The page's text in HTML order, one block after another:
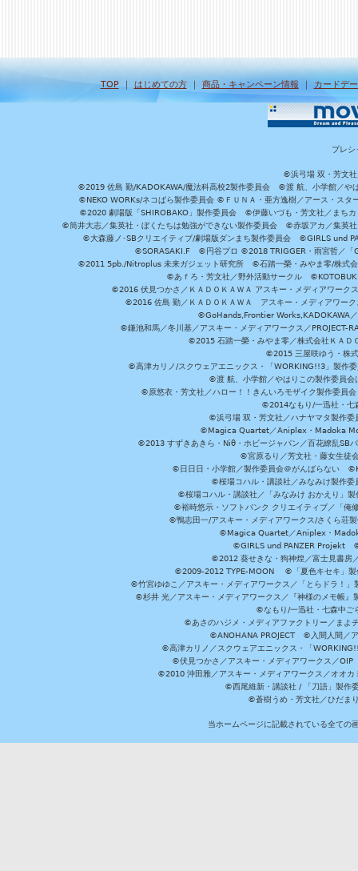
TOP｜ はじめての方｜ 商品・キャンペーン情報 カードデ
プレシ
©浜弓場 双・芳文社
©2019 佐島 勤/KADOKAWA/魔法科高校2製作委員会 ©渡 航、小学館／や
©NEKO WORKs/ネコぱら製作委員会 ©ＦＵＮＡ・亜方逸樹／アース・ス
©2020 劇場版「SHIROBAKO」製作委員会 ©伊藤いづも・芳文社／まち
©筒井大志／集英社・ぼくたちは勉強ができない製作委員会 ©赤坂アカ／集英
©大森藤ノ･SBクリエイティブ/劇場版ダンまち製作委員会 ©GIRLS und
©SORASAKI.F ©円谷プロ ©2018 TRIGGER・雨宮哲／
©2011 5pb./Nitroplus 未来ガジェット研究所 ©石踏一榮・みやま零/株式
©あｆろ・芳文社／野外活動サークル
©2016 伏見つかさ／ＫＡＤＯＫＡＷＡ アスキー・メディアワー
©2016 佐島 勤／ＫＡＤＯＫＡＷＡ アスキー・メディアワ
©GoHands,Frontier Works,KADOKAWA
©鎌池和馬／冬川基／アスキー・メディアワークス／
©2015 石踏一榮・みやま零／株式会社ＫＡＤ
©2015 三屋咲ゆう・株
©高津カリノ/スクウェアエニックス・「WORKING!!3」製作
©渡 航、小学館／やはりこの製作委員
©原悠衣・芳文社／ハロー！！きんいろモザイク製作委員
©2014なもり/一迅社・
©浜弓場 双・芳文社／ハナヤマタ製作
©Magica Quartet／Aniplex・Madoka
©2013 すずきあきら・Niθ・ホビージャパン／百花繚乱
©宮原るり／芳文社・藤女生徒
©日日日・小学館／製作委員会＠がんばらない
©桜場コハル・講談社／みなみけ製作
©桜場コハル・講談社／「みなみけ おかえり」
©裕時悠示・ソフトバンク クリエイティブ／「
©鴨志田一/アスキー・メディアワークス/さく
©Magica Quartet／Aniplex・
©GIRLS und PANZER Projekt ©
©2012 葵せきな・狗神煌／富士見書
©2009-2012 TYPE-MOON ©「夏色キセキ」製
©竹宮ゆゆこ／アスキー・メディアワークス／「とらドラ！
©杉井 光／アスキー・メディアワークス／『神様のメモ帳
©なもり/一迅社・七森中
©あさのハジメ・メディアファクトリー／ま
©ANOHANA PROJECT ©入間人間／ア
©高津カリノ／スクウェアエニックス・「
©伏見つかさ／アスキー・メディアワークス／
©2010 沖田雅／アスキー・メディアワークス／オオ
©西尾維新・講談社 / 「刀語」製作
©蒼樹うめ・芳文社／ひだま
当ホームページに記載されている全ての